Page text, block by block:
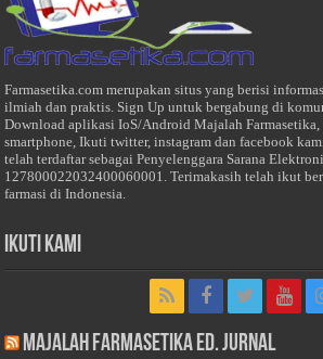
Farmasetika.com merupakan situs yang berisi
ilmiah dan praktis. Sign Up untuk bergabung di
Download aplikasi IoS/Android Majalah Farmasetika,
smartphone, Ikuti twitter, instagram dan facebook
telah terdaftar sebagai Penyelenggara Sarana
127800022032400060001. Terimakasih telah ikut
farmasi di Indonesia.
Ikuti Kami
Majalah Farmasetika Ed. Jurnal